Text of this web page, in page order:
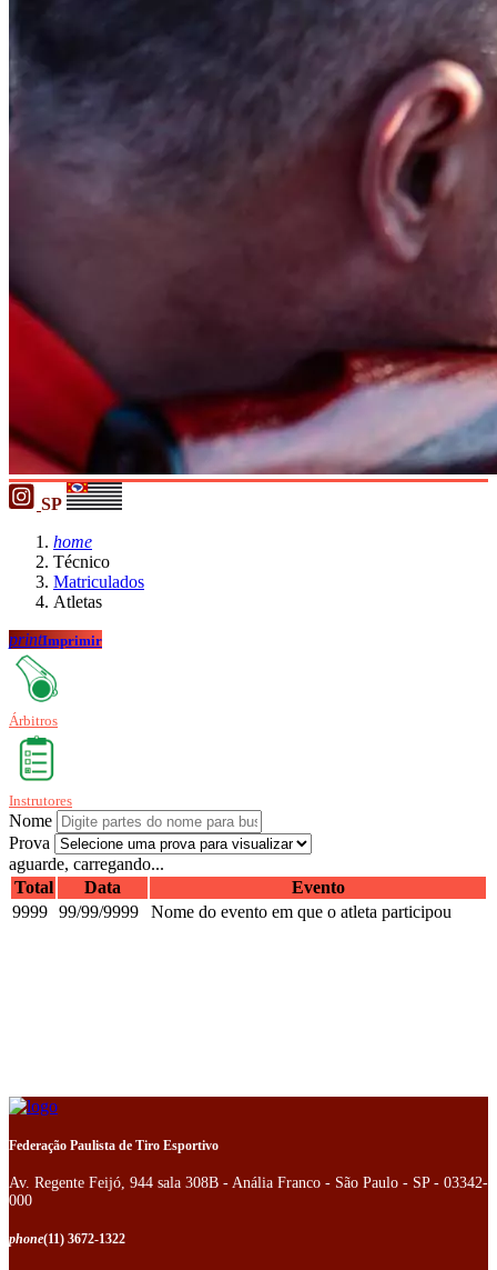
SP
home
Técnico
Matriculados
Atletas
printImprimir
Árbitros
Instrutores
Nome
Prova
aguarde, carregando...
Total
Data
Evento
9999 99/99/9999 Nome do evento em que o atleta participou
Federação Paulista de Tiro Esportivo
Av. Regente Feijó, 944 sala 308B - Anália Franco - São Paulo - SP - 03342-
000
phone(11) 3672-1322